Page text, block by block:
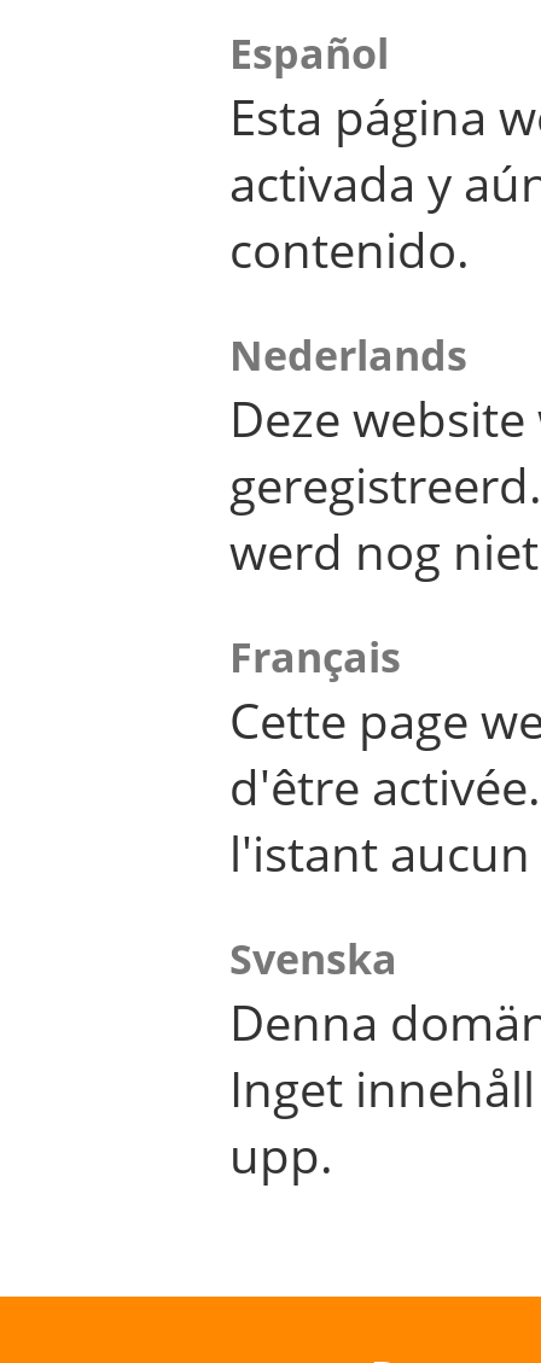
Español
Esta página
activada y
contenido.
Nederlands
Deze
werd nog
Français
Cette page
d'être
l'istant
Svenska
Denna
Inget
upp.